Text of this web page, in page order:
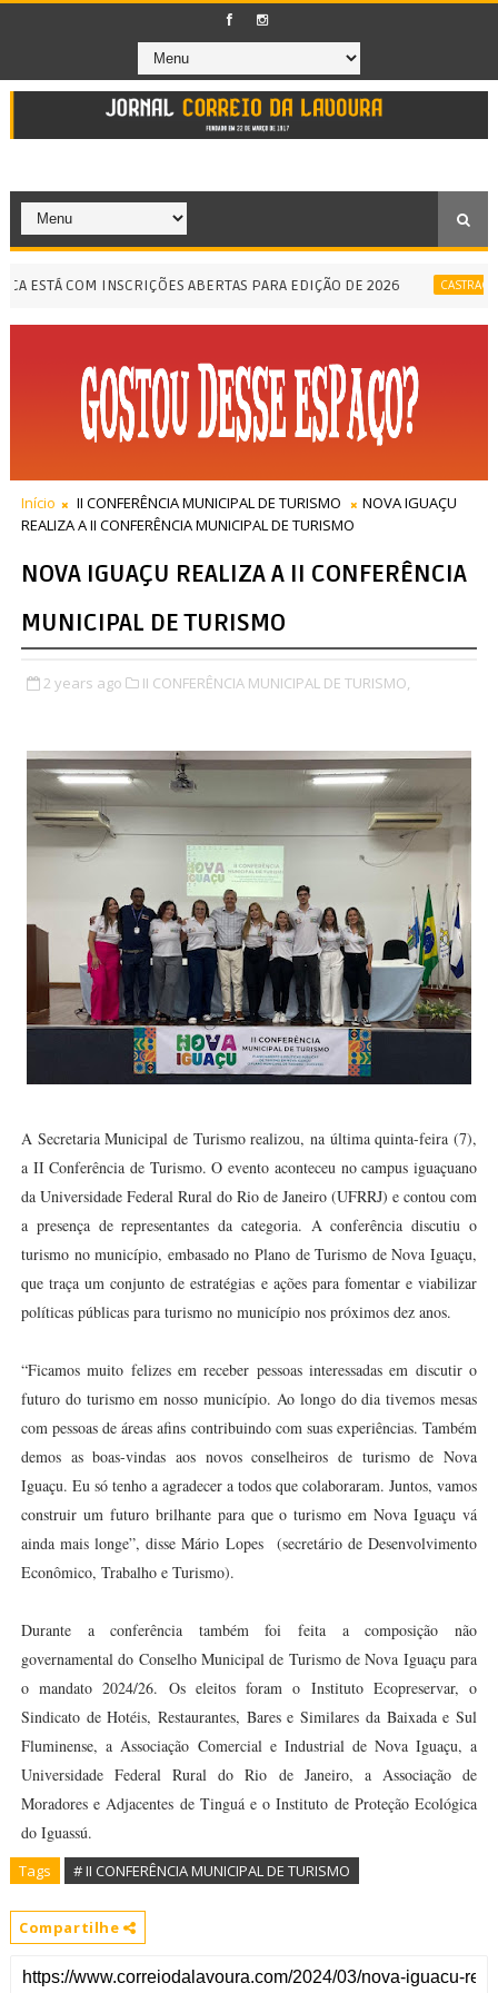
COM INSCRIÇÕES ABERTAS PARA EDIÇÃO DE 2026 CASTRAÇÃO
Início II CONFERÊNCIA MUNICIPAL DE TURISMO
NOVA IGUAÇU
REALIZA A II CONFERÊNCIA MUNICIPAL DE TURISMO
NOVA IGUAÇU REALIZA A II CONFERÊNCIA
MUNICIPAL DE TURISMO
2 years ago II CONFERÊNCIA MUNICIPAL DE TURISMO,
A Secretaria Municipal de Turismo realizou, na última quinta-feira (7),
a II Conferência de Turismo. O evento aconteceu no campus iguaçuano
da Universidade Federal Rural do Rio de Janeiro (UFRRJ) e contou com
a presença de representantes da categoria. A conferência discutiu o
turismo no município, embasado no Plano de Turismo de Nova Iguaçu,
que traça um conjunto de estratégias e ações para fomentar e viabilizar
políticas públicas para turismo no município nos próximos dez anos.
“Ficamos muito felizes em receber pessoas interessadas em discutir o
futuro do turismo em nosso município. Ao longo do dia tivemos mesas
com pessoas de áreas afins contribuindo com suas experiências. Também
demos as boas-vindas aos novos conselheiros de turismo de Nova
Iguaçu. Eu só tenho a agradecer a todos que colaboraram. Juntos, vamos
construir um futuro brilhante para que o turismo em Nova Iguaçu vá
ainda mais longe”, disse Mário Lopes
(secretário de Desenvolvimento
Econômico, Trabalho e Turismo).
Durante a conferência também foi feita a composição não
governamental do Conselho Municipal de Turismo de Nova Iguaçu para
o mandato 2024/26. Os eleitos foram o Instituto Ecopreservar, o
Sindicato de Hotéis, Restaurantes, Bares e Similares da Baixada e Sul
Fluminense, a Associação Comercial e Industrial de Nova Iguaçu, a
Universidade Federal Rural do Rio de Janeiro, a Associação de
Moradores e Adjacentes de Tinguá e o Instituto de Proteção Ecológica
do Iguassú.
Tags # II CONFERÊNCIA MUNICIPAL DE TURISMO
Compartilhe